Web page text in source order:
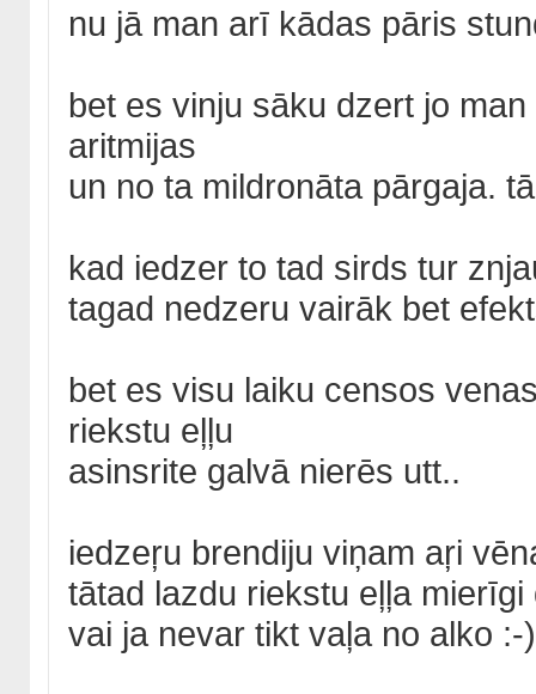
nu jā man arī kādas pāris
bet es vinju sāku dzert jo
aritmijas
un no ta mildronāta pārgaja.
kad iedzer to tad sirds tur
tagad nedzeru vairāk bet
bet es visu laiku censos
riekstu eļļu
asinsrite galvā nierēs utt..
iedzeŗu brendiju viņam aŗi
tātad lazdu riekstu eļļa mierīgi
vai ja nevar tikt vaļa no alko :-)